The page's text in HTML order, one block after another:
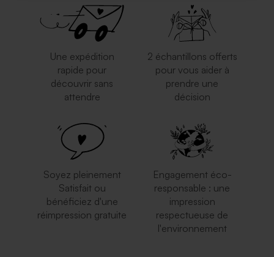
Une expédition
rapide pour
découvrir sans
attendre
2 échantillons offerts
pour vous aider à
prendre une
décision
Soyez pleinement
Satisfait ou
bénéficiez d'une
réimpression gratuite
Engagement éco-
responsable : une
impression
respectueuse de
l'environnement